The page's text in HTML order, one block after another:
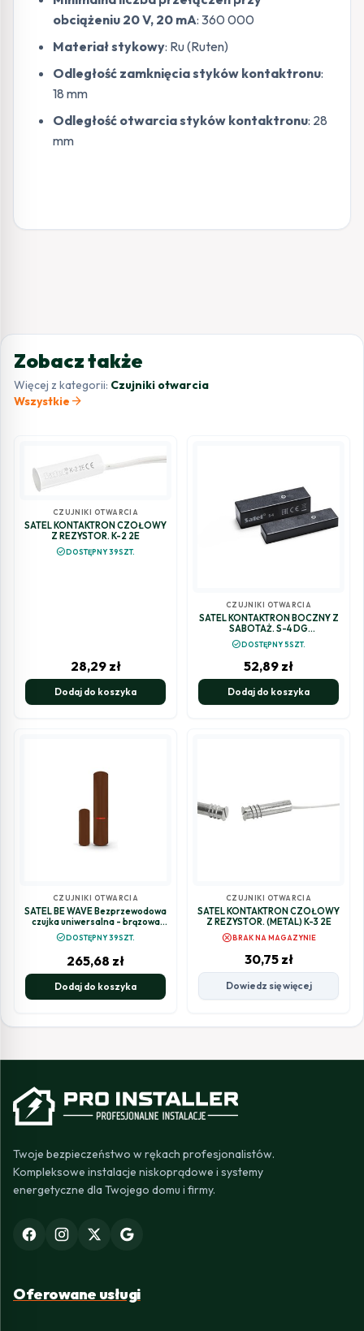
obciążeniu 20 V, 20 mA: 360 000
Materiał stykowy: Ru (Ruten)
Odległość zamknięcia styków kontaktronu:
18 mm
Odległość otwarcia styków kontaktronu: 28
mm
Zobacz także
Więcej z kategorii: Czujniki otwarcia
Wszystkie arrow_forward
CZUJNIKI OTWARCIA
SATEL KONTAKTRON CZOŁOWY
Z REZYSTOR. K-2 2E
check_circleDOSTĘPNY 39SZT.
28,29 zł
Dodaj do koszyka
CZUJNIKI OTWARCIA
SATEL KONTAKTRON BOCZNY Z
SABOTAŻ. S-4 DG
(CIEMNOSZARY)
check_circleDOSTĘPNY 5SZT.
52,89 zł
Dodaj do koszyka
CZUJNIKI OTWARCIA
SATEL BE WAVE Bezprzewodowa
czujka uniwersalna - brązowa
Multipurpose Detector BR AXD-
200 BR ABAX2
check_circleDOSTĘPNY 39SZT.
265,68 zł
Dodaj do koszyka
CZUJNIKI OTWARCIA
SATEL KONTAKTRON CZOŁOWY
Z REZYSTOR. (METAL) K-3 2E
cancelBRAK NA MAGAZYNIE
30,75 zł
Dowiedz się więcej
Twoje bezpieczeństwo w rękach profesjonalistów.
Kompleksowe instalacje niskoprądowe i systemy
energetyczne dla Twojego domu i firmy.
Oferowane usługi